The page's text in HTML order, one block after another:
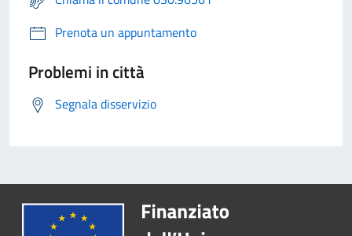
Prenota un appuntamento
Problemi in città
Segnala disservizio